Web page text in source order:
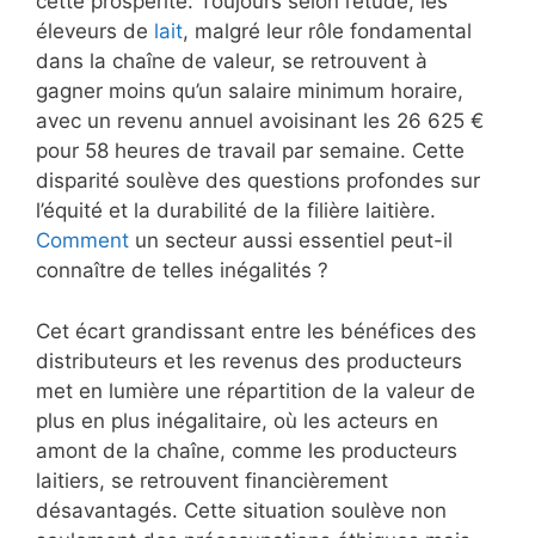
éleveurs de lait, malgré leur rôle fondamental
dans la chaîne de valeur, se retrouvent à
gagner moins qu’un salaire minimum horaire,
avec un revenu annuel avoisinant les 26 625 €
pour 58 heures de travail par semaine. Cette
disparité soulève des questions profondes sur
l’équité et la durabilité de la filière laitière.
Comment un secteur aussi essentiel peut-il
connaître de telles inégalités ?
Cet écart grandissant entre les bénéfices des
distributeurs et les revenus des producteurs
met en lumière une répartition de la valeur de
plus en plus inégalitaire, où les acteurs en
amont de la chaîne, comme les producteurs
laitiers, se retrouvent financièrement
désavantagés. Cette situation soulève non